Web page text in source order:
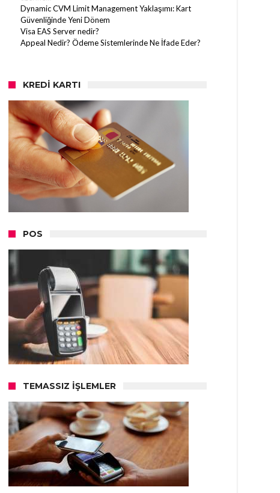
Dynamic CVM Limit Management Yaklaşımı: Kart
Güvenliğinde Yeni Dönem
Visa EAS Server nedir?
Appeal Nedir? Ödeme Sistemlerinde Ne İfade Eder?
KREDI KARTI
POS
TEMASSIZ İŞLEMLER